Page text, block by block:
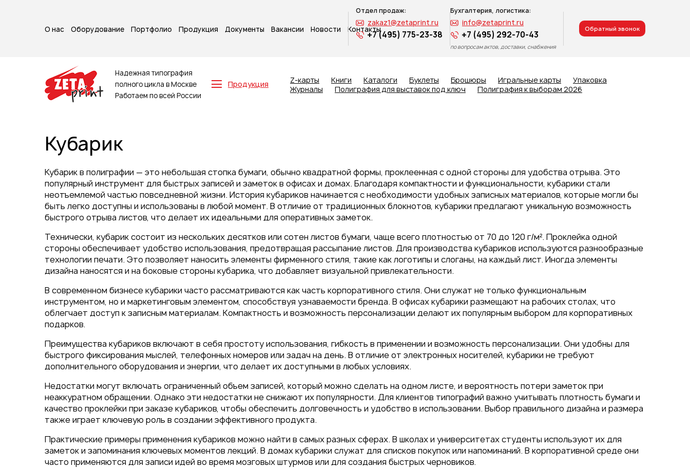
О нас Оборудование Портфолио Продукция Документы Вакансии Новости Контакты
Отдел продаж:
zakaz1@zetaprint.ru
+7 (495) 775-23-38
Бухгалтерия, логистика:
info@zetaprint.ru
+7 (495) 292-70-43
по вопросам актов, доставки, снабжения
Обратный звонок
Надежная типография
полного цикла в Москве
Работаем по всей России
Продукция
Буклеты
Каталоги
Листовки
Книги
Папки
Календари
Упаковка
Блокноты с логотипом
Пакеты
Конверты
Журналы
Полиграфия для выставок под
ключ
Полиграфия к выборам 2026
Z-карты Книги Каталоги Буклеты Брошюры Игральные карты
Упаковка
Журналы
Полиграфия для выставок под ключ Полиграфия к выборам 2026
Кубарик
Кубарик в полиграфии — это небольшая стопка бумаги, обычно квадратной формы, проклеенная с одной стороны для удобства отрыва. Это
популярный инструмент для быстрых записей и заметок в офисах и домах. Благодаря компактности и функциональности, кубарики стали
неотъемлемой частью повседневной жизни. История кубариков начинается с необходимости удобных записных материалов, которые могли бы
быть легко доступны и использованы в любой момент. В отличие от традиционных блокнотов, кубарики предлагают уникальную возможность
быстрого отрыва листов, что делает их идеальными для оперативных заметок.
Технически, кубарик состоит из нескольких десятков или сотен листов бумаги, чаще всего плотностью от 70 до 120 г/м². Проклейка одной
стороны обеспечивает удобство использования, предотвращая рассыпание листов. Для производства кубариков используются разнообразные
технологии печати. Это позволяет наносить элементы фирменного стиля, такие как логотипы и слоганы, на каждый лист. Иногда элементы
дизайна наносятся и на боковые стороны кубарика, что добавляет визуальной привлекательности.
В современном бизнесе кубарики часто рассматриваются как часть корпоративного стиля. Они служат не только функциональным
инструментом, но и маркетинговым элементом, способствуя узнаваемости бренда. В офисах кубарики размещают на рабочих столах, что
облегчает доступ к записным материалам. Компактность и возможность персонализации делают их популярным выбором для корпоративных
подарков.
Преимущества кубариков включают в себя простоту использования, гибкость в применении и возможность персонализации. Они удобны для
быстрого фиксирования мыслей, телефонных номеров или задач на день. В отличие от электронных носителей, кубарики не требуют
дополнительного оборудования и энергии, что делает их доступными в любых условиях.
Недостатки могут включать ограниченный объем записей, который можно сделать на одном листе, и вероятность потери заметок при
неаккуратном обращении. Однако эти недостатки не снижают их популярности. Для клиентов типографий важно учитывать плотность бумаги и
качество проклейки при заказе кубариков, чтобы обеспечить долговечность и удобство в использовании. Выбор правильного дизайна и размера
также играет ключевую роль в создании эффективного продукта.
Практические примеры применения кубариков можно найти в самых разных сферах. В школах и университетах студенты используют их для
заметок и запоминания ключевых моментов лекций. В домах кубарики служат для списков покупок или напоминаний. В корпоративной среде они
часто применяются для записи идей во время мозговых штурмов или для создания быстрых черновиков.